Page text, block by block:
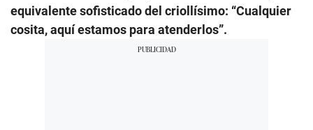
equivalente sofisticado del criollísimo: “Cualquier
cosita, aquí estamos para atenderlos”.